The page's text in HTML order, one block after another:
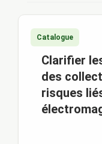
ESPACE PERSONNEL
Catalogue
Clarifier
des
risques